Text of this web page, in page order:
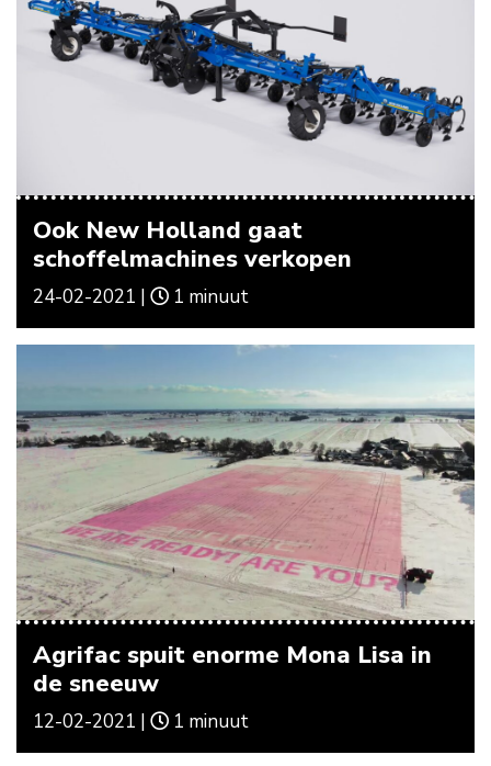
Ook New Holland gaat
schoffelmachines verkopen
24-02-2021 | 1 minuut
Agrifac spuit enorme Mona Lisa in
de sneeuw
12-02-2021 | 1 minuut